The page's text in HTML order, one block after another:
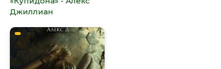
Джиллиан